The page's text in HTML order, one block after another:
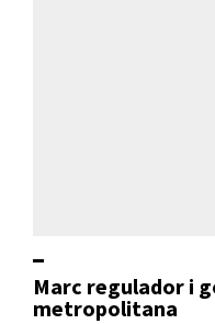
Marc regulador i
metropolitana